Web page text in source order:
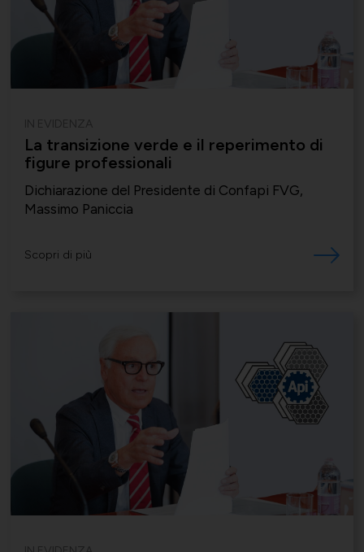
La transizione verde e il reperimento di
figure professionali
Dichiarazione del Presidente di Confapi FVG,
Massimo Paniccia
Scopri di più